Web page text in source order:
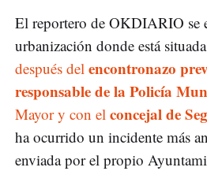
El reportero de OKDIARIO se
urbanización donde está
después del encontronazo
responsable de la Policía
Mayor y con el concejal de
ha ocurrido un incidente más
enviada por el propio